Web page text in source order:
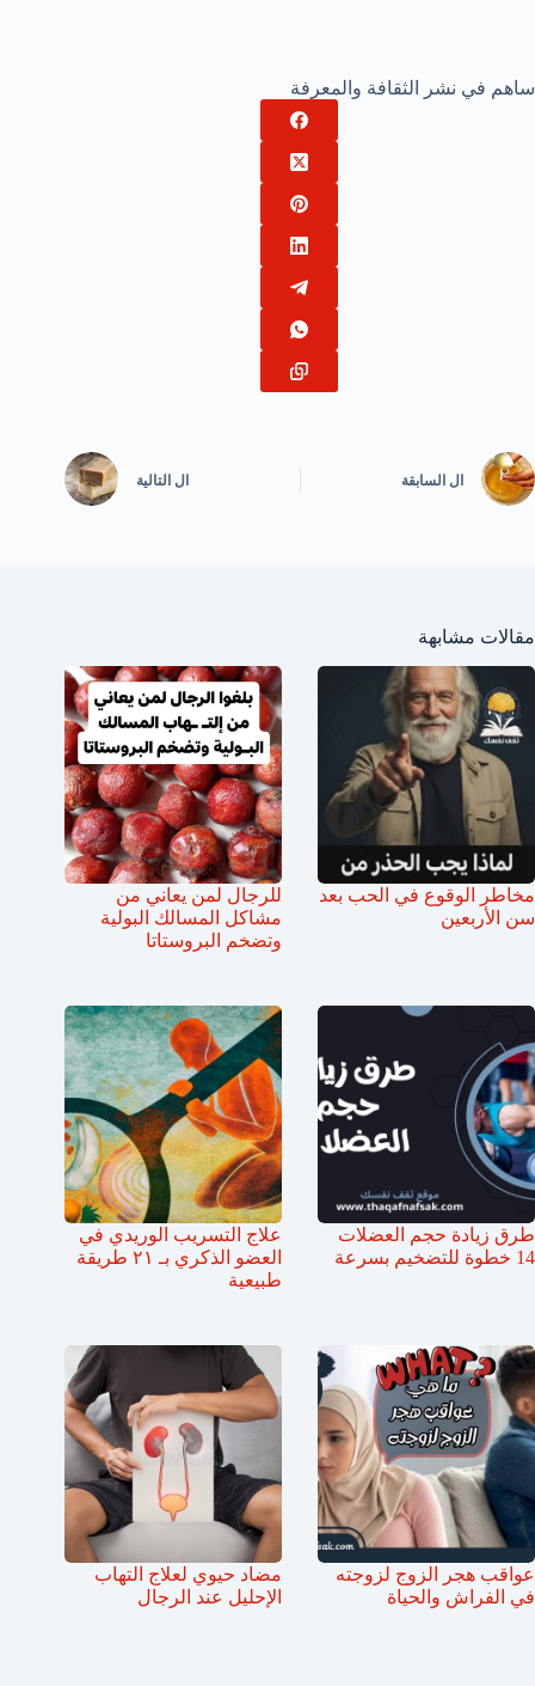
ساهم في نشر الثقافة والمعرفة
ال السابقة ال التالية
مقالات مشابهة
مخاطر الوقوع في الحب بعد
سن الأربعين
للرجال لمن يعاني من
مشاكل المسالك البولية
وتضخم البروستاتا
طرق زيادة حجم العضلات
14 خطوة للتضخيم بسرعة
علاج التسريب الوريدي في
العضو الذكري بـ ٢١ طريقة
طبيعية
عواقب هجر الزوج لزوجته
في الفراش والحياة
مضاد حيوي لعلاج التهاب
الإحليل عند الرجال